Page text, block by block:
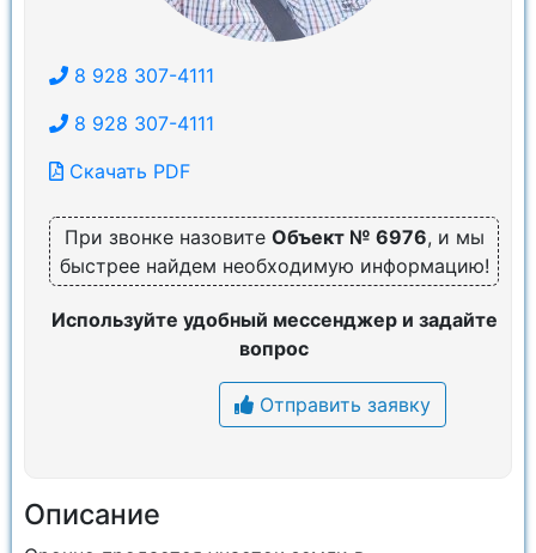
8 928 307-4111
8 928 307-4111
Скачать PDF
При звонке назовите Объект № 6976, и мы
быстрее найдем необходимую информацию!
Используйте удобный мессенджер и задайте
вопрос
Отправить заявку
Описание